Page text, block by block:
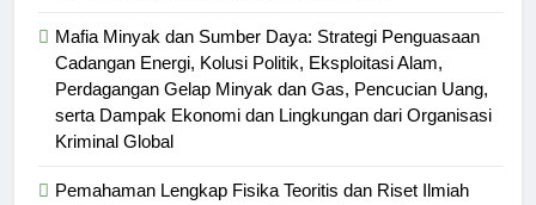
Mafia Minyak dan Sumber Daya: Strategi Penguasaan
Cadangan Energi, Kolusi Politik, Eksploitasi Alam,
Perdagangan Gelap Minyak dan Gas, Pencucian Uang,
serta Dampak Ekonomi dan Lingkungan dari Organisasi
Kriminal Global
Pemahaman Lengkap Fisika Teoritis dan Riset Ilmiah